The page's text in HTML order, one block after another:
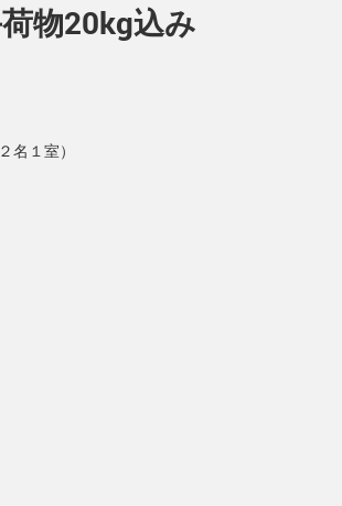
物20kg込み
名１室）